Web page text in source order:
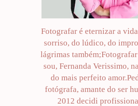
Fotografar é eternizar a
sorriso, do lúdico, do
lágrimas também;Fotografar
sou, Fernanda Verissimo,
do mais perfeito
fotógrafa, amante do ser
2012 decidi